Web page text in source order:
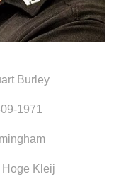
Burley
1971
Hoge Kleij